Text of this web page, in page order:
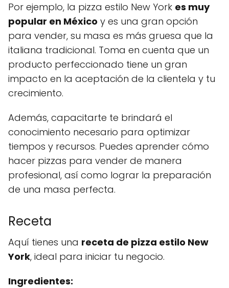
Por ejemplo, la pizza estilo New York es muy
popular en México y es una gran opción
para vender, su masa es más gruesa que la
italiana tradicional. Toma en cuenta que un
producto perfeccionado tiene un gran
impacto en la aceptación de la clientela y tu
crecimiento.
Además, capacitarte te brindará el
conocimiento necesario para optimizar
tiempos y recursos. Puedes aprender cómo
hacer pizzas para vender de manera
profesional, así como lograr la preparación
de una masa perfecta.
Receta
Aquí tienes una receta de pizza estilo New
York, ideal para iniciar tu negocio.
Ingredientes: